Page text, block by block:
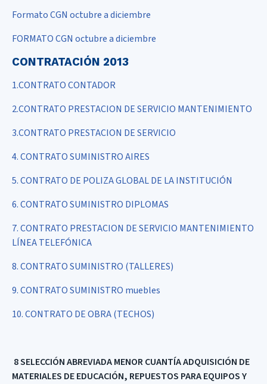
Formato CGN octubre a diciembre
FORMATO CGN octubre a diciembre
CONTRATACIÓN 2013
1.CONTRATO CONTADOR
2.CONTRATO PRESTACION DE SERVICIO MANTENIMIENTO
3.CONTRATO PRESTACION DE SERVICIO
4. CONTRATO SUMINISTRO AIRES
5. CONTRATO DE POLIZA GLOBAL DE LA INSTITUCIÓN
6. CONTRATO SUMINISTRO DIPLOMAS
7. CONTRATO PRESTACION DE SERVICIO MANTENIMIENTO
LÍNEA TELEFÓNICA
8. CONTRATO SUMINISTRO (TALLERES)
9. CONTRATO SUMINISTRO muebles
10. CONTRATO DE OBRA (TECHOS)
8 SELECCIÓN ABREVIADA MENOR CUANTÍAADQUISICIÓN DE
MATERIALES DE EDUCACIÓN, REPUESTOS PARA EQUIPOS Y